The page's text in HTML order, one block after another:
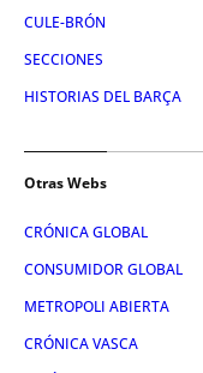
CULE-BRÓN
SECCIONES
HISTORIAS DEL BARÇA
Otras Webs
CRÓNICA GLOBAL
CONSUMIDOR GLOBAL
METROPOLI ABIERTA
CRÓNICA VASCA